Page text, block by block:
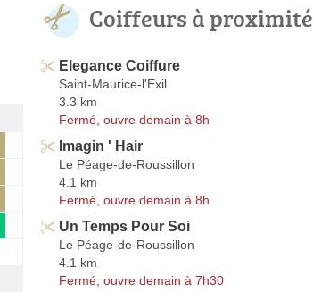
Coiffeurs à proximité
Elegance Coiffure
Saint-Maurice-l'Exil
3.3 km
Fermé, ouvre demain à 8h
Imagin ' Hair
Le Péage-de-Roussillon
4.1 km
Fermé, ouvre demain à 8h
Un Temps Pour Soi
Le Péage-de-Roussillon
4.1 km
Fermé, ouvre demain à 7h30